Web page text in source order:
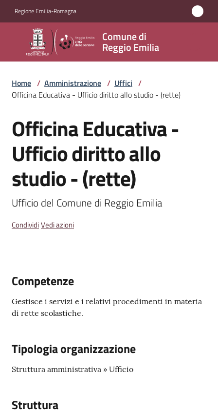
Regione Emilia-Romagna
Comune di
Reggio Emilia
Comune
di
Reggio
Emilia
Amministrazione
Menu selezionato
Servizi
Novità
Vivere
Emilia
Tutti
gli
argomenti
u
i
o
Home / Amministrazione / Uffici /
Officina Educativa - Ufficio diritto allo studio - (rette)
Salta al contenuto
Officina Educativa -
Ufficio diritto allo
studio - (rette)
Ufficio del Comune di Reggio Emilia
CondividiVedi azioni
Competenze
Gestisce i servizi e i relativi procedimenti in materia
di rette scolastiche.
Tipologia organizzazione
Struttura amministrativa » Ufficio
Struttura